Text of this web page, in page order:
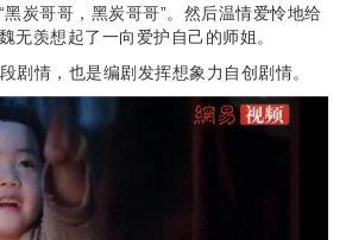
炭哥哥，黑炭哥哥”。然后温情爱怜地给
无羡想起了一向爱护自己的师姐。
剧情，也是编剧发挥想象力自创剧情。